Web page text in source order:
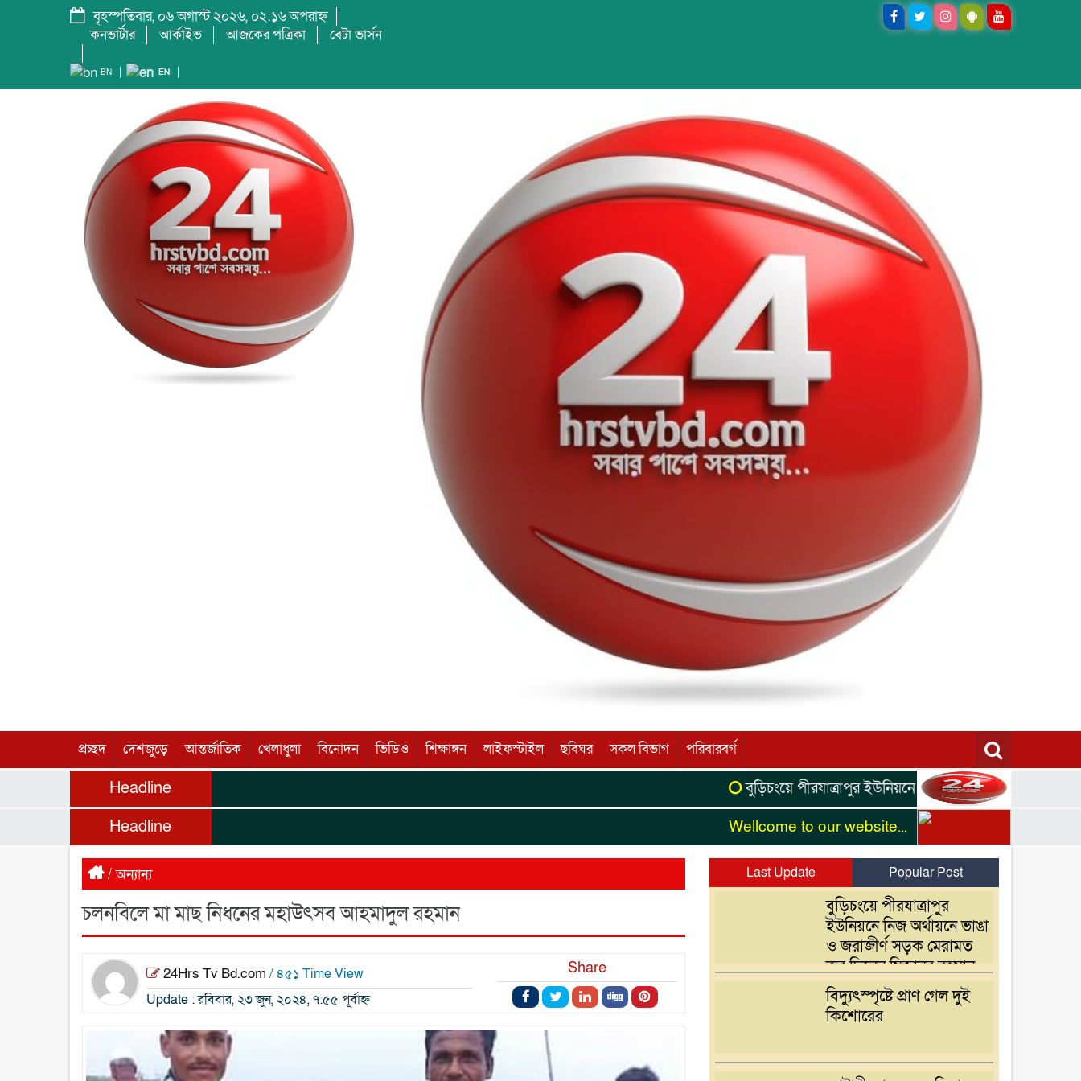
বৃহস্পতিবার, ০৬ অগাস্ট ২০২৬, ০২:১৬ অপরাহ্ন
কনভার্টার
আর্কাইভ আজকের পত্রিকা বেটা ভার্সন
BN EN
প্রচ্ছদ দেশজুড়ে আন্তর্জাতিক খেলাধুলা বিনোদন ভিডিও শিক্ষাঙ্গন লাইফস্টাইল ছবিঘর সকল বিভাগ পরিবারবর্গ
Headline বুড়িচংয়ে পীরযাত্রাপুর ইউনিয়নে নিজ অর্থায়নে ভাঙা ও জরাজীর্ণ
Headline Wellcome to our website...
/অন্যান্য
চলনবিলে মা মাছ নিধনের মহাউৎসব আহমাদুল রহমান
24Hrs Tv Bd.com / ৪৫১ Time View
Update : রবিবার, ২৩ জুন, ২০২৪, ৭:৫৫ পূর্বাহ্ন
Share
Last Update Popular Post
বুড়িচংয়ে পীরযাত্রাপুর
ইউনিয়নে নিজ অর্থায়নে ভাঙা
ও জরাজীর্ণ সড়ক মেরামত
কর দিলেন মিজানুর রহমান
বিদ্যুৎস্পৃষ্টে প্রাণ গেল দুই
কিশোরের